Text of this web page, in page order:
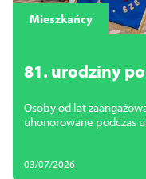
Mieszkańcy
81. urodziny
wyróżnienia
Osoby od lat
uhonorowane podczas
03/07/2026